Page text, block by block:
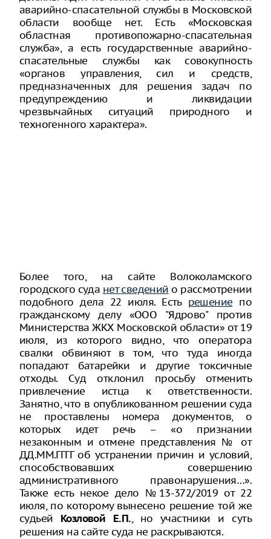
аварийно-спасательной службы в Московской
области вообще нет. Есть «Московская
областная противопожарно-спасательная
служба», а есть государственные аварийно-
спасательные службы как совокупность
«органов управления, сил и средств,
предназначенных для решения задач по
предупреждению и ликвидации
чрезвычайных ситуаций природного и
техногенного характера».
Более того, на сайте Волоколамского
городского суда нет сведений о рассмотрении
подобного дела 22 июля. Есть решение по
гражданскому делу «ООО "Ядрово" против
Министерства ЖКХ Московской области» от 19
июля, из которого видно, что оператора
свалки обвиняют в том, что туда иногда
попадают батарейки и другие токсичные
отходы. Суд отклонил просьбу отменить
привлечение истца к ответственности.
Занятно, что в опубликованном решении суда
не проставлены номера документов, о
которых идет речь – «о признании
незаконным и отмене представления № от
ДД.ММ.ГГГГ об устранении причин и условий,
способствовавших совершению
административного правонарушения…».
Также есть некое дело №13-372/2019 от 22
июля, по которому вынесено решение той же
судьей Козловой Е.П., но участники и суть
решения на сайте суда не раскрываются.